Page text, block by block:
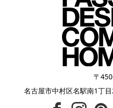
〒
名古屋市中村区名駅南1丁